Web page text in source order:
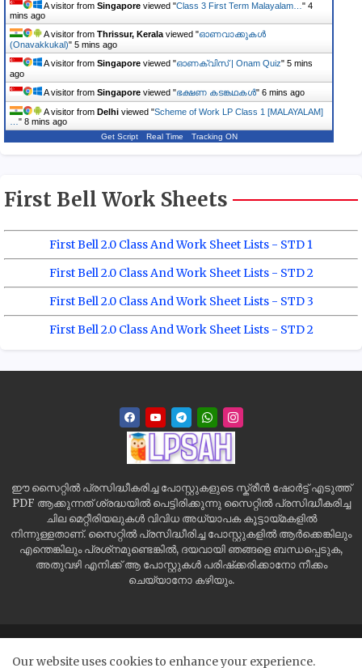
A visitor from Singapore viewed "Class 3 First Term Malayalam… " 4
mins ago
A visitor from Thrissur, Kerala viewed "ഓണവാക്കുകള്‍
(Onavakkukal)" 5 mins ago
A visitor from Singapore viewed "ഓണക്വിസ് | Onam Quiz" 5 mins
ago
A visitor from Singapore viewed "ഭക്ഷണ കടങ്കഥകൾ" 6 mins ago
A visitor from Delhi viewed "Scheme of Work LP Class 1 [MALAYALAM]
" 8 mins ago
Get Script Real Time Tracking ON
First Bell Work Sheets
First Bell 2.0 Class And Work Sheet Lists - STD 1
First Bell 2.0 Class And Work Sheet Lists - STD 2
First Bell 2.0 Class And Work Sheet Lists - STD 3
First Bell 2.0 Class And Work Sheet Lists - STD 2
ഈ സൈറ്റിൽ പ്രസിദ്ധീകരിച്ച പോസ്റ്റുകളുടെ സ്ക്രീൻ ഷോർട്ട് എടുത്ത്
PDF ആക്കുന്നത് ശ്രദ്ധയിൽ പെട്ടിരിക്കുന്നു സൈറ്റിൽ പ്രസിദ്ധീകരിച്ച
ചില മെറ്റീരിയലുകൾ വിവിധ അധ്യാപക കൂട്ടായ്മകളിൽ
നിന്നുള്ളതാണ്. സൈറ്റിൽ പ്രസിദ്ധീരിച്ച പോസ്റ്റുകളിൽ ആർക്കെങ്കിലും
എന്തെങ്കിലും പ്രശ്‌നമുണ്ടെങ്കിൽ, ദയവായി ഞങ്ങളെ ബന്ധപ്പെടുക,
അതുവഴി എനിക്ക് ആ പോസ്റ്റുകൾ പരിഷ്‌ക്കരിക്കാനോ നീക്കം
ചെയ്യാനോ കഴിയും.
Our website uses cookies to enhance your experience.